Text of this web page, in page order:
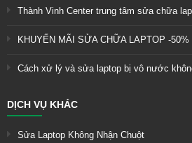
Thành Vinh Center trung tâm sửa chữa
KHUYẾN MÃI SỬA CHỮA LAPTOP -50%
Cách xử lý và sửa laptop bị vô nước
DỊCH VỤ KHÁC
Sửa Laptop Không Nhận Chuột